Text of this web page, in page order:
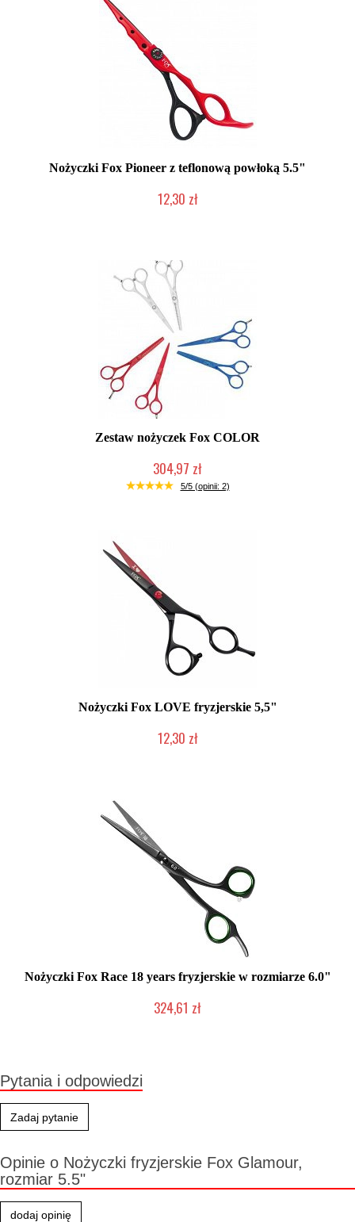
Nożyczki Fox Pioneer z teflonową powłoką 5.5"
12,30 zł
Zestaw nożyczek Fox COLOR
304,97 zł
Mała ilość (wysyłka w 24h)
5/5 (opinii: 2)
Nożyczki Fox LOVE fryzjerskie 5,5"
12,30 zł
Nożyczki Fox Race 18 years fryzjerskie w rozmiarze 6.0"
324,61 zł
Pytania i odpowiedzi
Zadaj pytanie
Opinie o Nożyczki fryzjerskie Fox Glamour,
rozmiar 5.5"
dodaj opinię